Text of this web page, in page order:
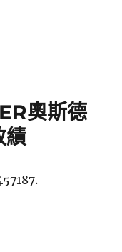
奧斯德
績